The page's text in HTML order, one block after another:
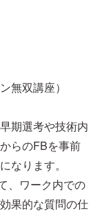
無双講座）
期選考や技術内
らのFBを事前
なります。
、ワーク内での
果的な質問の仕